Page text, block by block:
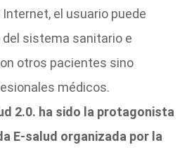
el usuario puede
sistema sanitario e
otros pacientes sino
médicos.
2.0. ha sido la protagonista
E-salud organizada por la